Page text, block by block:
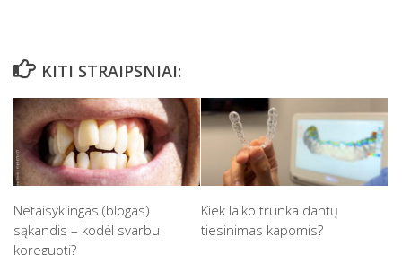
KITI STRAIPSNIAI:
Netaisyklingas (blogas)
sąkandis – kodėl svarbu
koreguoti?
Kiek laiko trunka dantų
tiesinimas kapomis?